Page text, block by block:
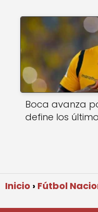
Boca avanza
define los
Inicio Fútbol